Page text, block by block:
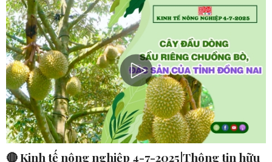
🔴 Kinh tế nông nghiệp 4-7-2025|Thông tin hữu